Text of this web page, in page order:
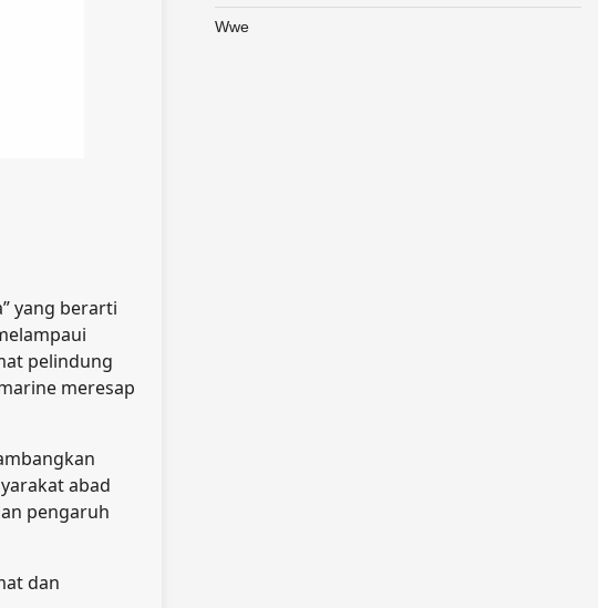
yang berarti
pelindung
meresap
abad
pengaruh
dan
Wwe